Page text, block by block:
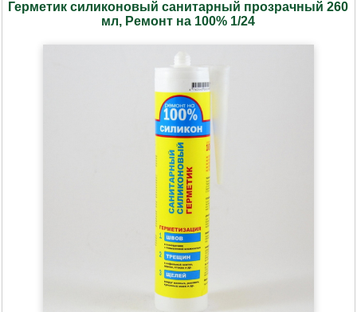
Герметик силиконовый санитарный прозрачный 260
мл, Ремонт на 100% 1/24